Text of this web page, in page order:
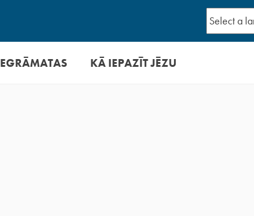
EGRĀMATAS KĀ IEPAZĪT JĒZU